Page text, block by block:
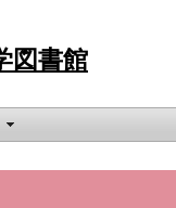
図書館